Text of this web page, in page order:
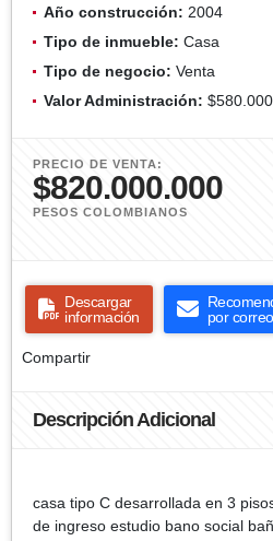
Año construcción: 2004
Tipo de inmueble: Casa
Tipo de negocio: Venta
Valor Administración:
PRECIO DE VENTA:
$820.000.000
PESOS COLOMBIANOS
Descargar
información
por
Compartir
Descripción Adicional
casa tipo C desarrollada en 3
de ingreso estudio bano social